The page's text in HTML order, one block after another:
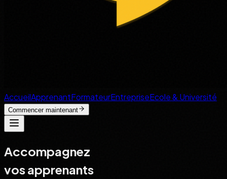
AccueilApprenantFormateurEntrepriseEcole & Université
Commencer maintenant
Accompagnez
vos apprenants